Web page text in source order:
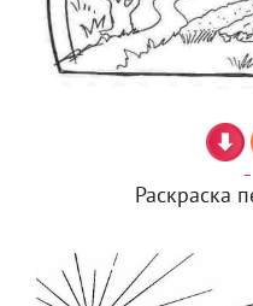
Раскраска